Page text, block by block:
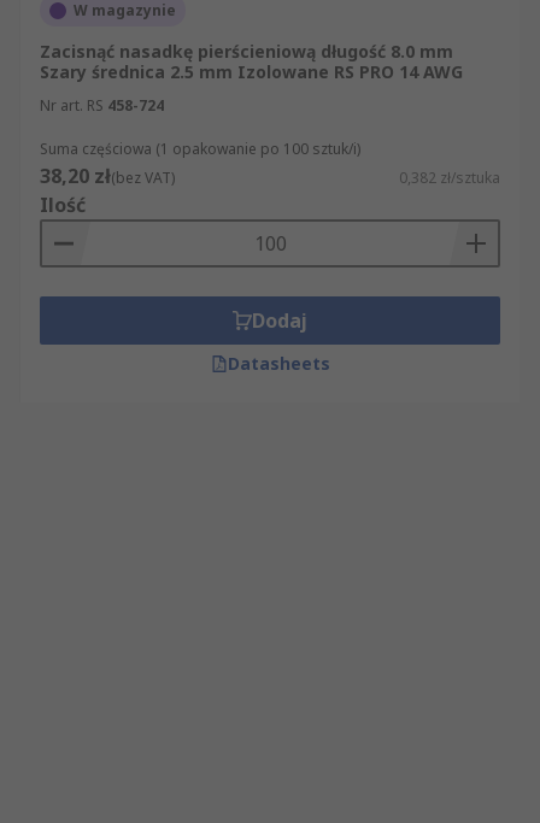
W magazynie
Zacisnąć nasadkę pierścieniową długość 8.0 mm
Szary średnica 2.5 mm Izolowane RS PRO 14 AWG
Nr art. RS 458-724
Suma częściowa (1 opakowanie po 100 sztuk/i)
38,20 zł(bez VAT) 0,382 zł/sztuka
Ilość
Dodaj
Datasheets